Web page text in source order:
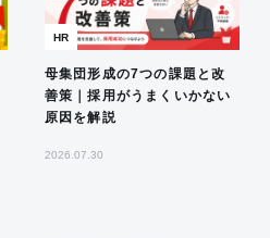
HR
母集団形成の7つの課題と改
善策｜採用がうまくいかない
原因を解説
2026.07.30